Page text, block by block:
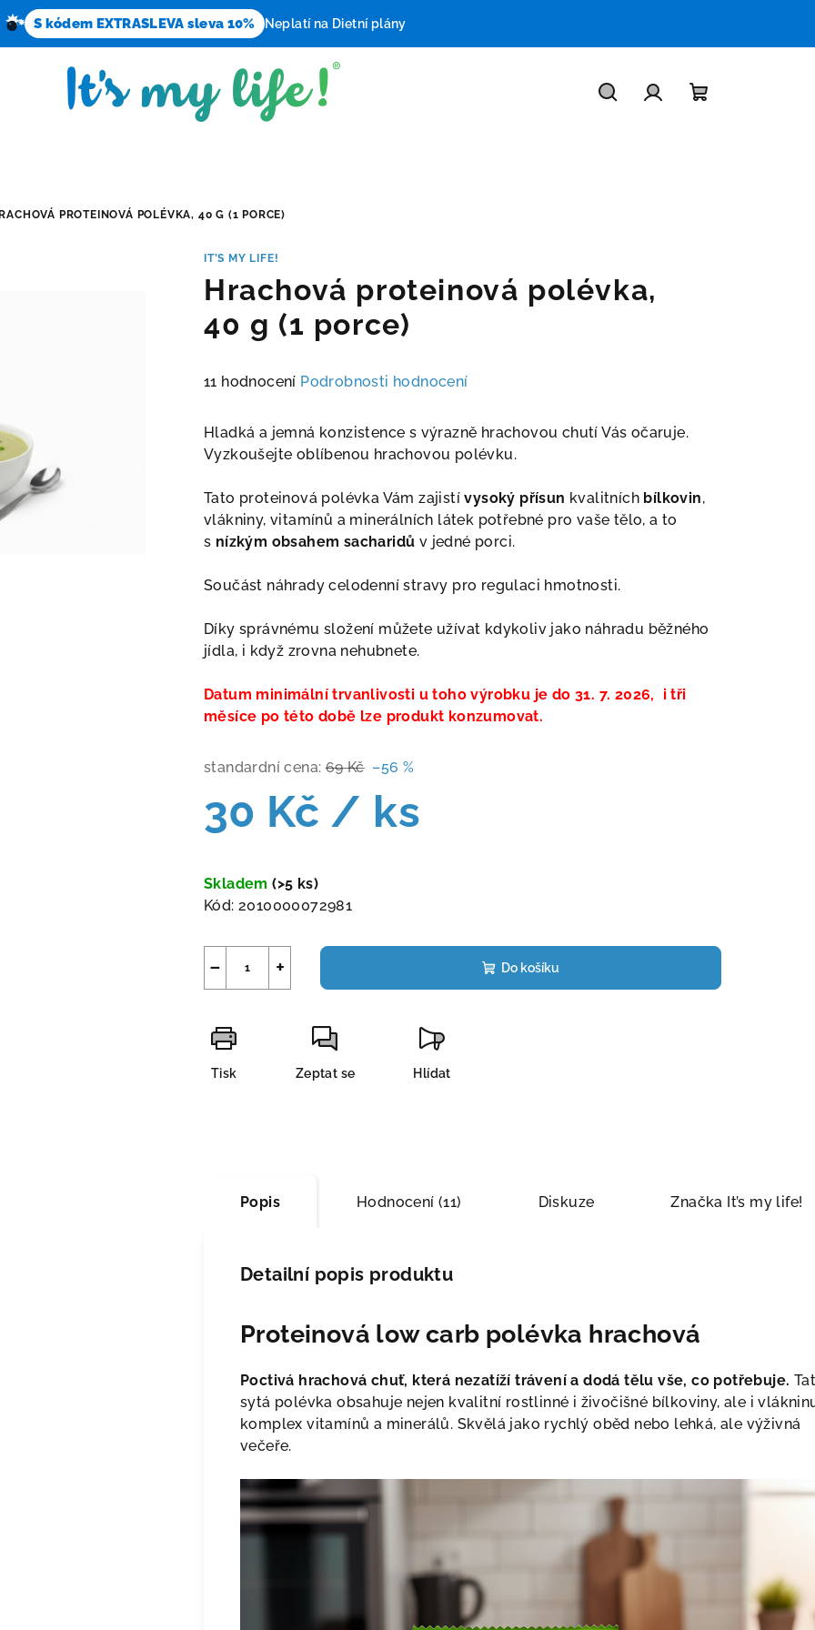
S kódem EXTRASLEVA sleva 10% Neplatí na Dietní plány
PROTEINOVÁ POLÉVKA, 40 G (1 PORCE)
IT’S MY LIFE!
Hrachová proteinová polévka,
40 g (1 porce)
Průměrné
produktu
je
4,5
z
hvězdiček.
11 hodnocení Podrobnosti hodnocení
Hladká a jemná konzistence s výrazně hrachovou chutí Vás očaruje.
Vyzkoušejte oblíbenou hrachovou polévku.
Tato proteinová polévka Vám zajistí vysoký přísun kvalitních bílkovin,
vlákniny, vitamínů a minerálních látek potřebné pro vaše tělo, a to
s nízkým obsahem sacharidů v jedné porci.
Součást náhrady celodenní stravy pro regulaci hmotnosti.
Díky správnému složení můžete užívat kdykoliv jako náhradu běžného
jídla, i když zrovna nehubnete.
Datum minimální trvanlivosti u toho výrobku je do 31. 7. 2026, i tři
měsíce po této době lze produkt konzumovat.
standardní cena: 69 Kč –56 %
30 Kč / ks
cena:
Skladem(>5 ks)
Kód: 2010000072981
+
− Do košíku
Tisk Zeptat se Hlídat
Popis Hodnocení (11) Diskuze Značka It’s my life!
Detailní popis produktu
Proteinová low carb polévka hrachová
Poctivá hrachová chuť, která nezatíží trávení a dodá tělu vše, co potřebuje.
sytá polévka obsahuje nejen kvalitní rostlinné i živočišné bílkoviny, ale i
komplex vitamínů a minerálů. Skvělá jako rychlý oběd nebo lehká, ale výživná
večeře.